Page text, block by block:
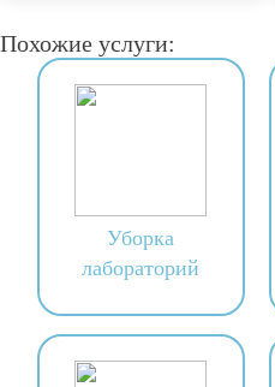
Похожие услуги:
Уборка
лабораторий